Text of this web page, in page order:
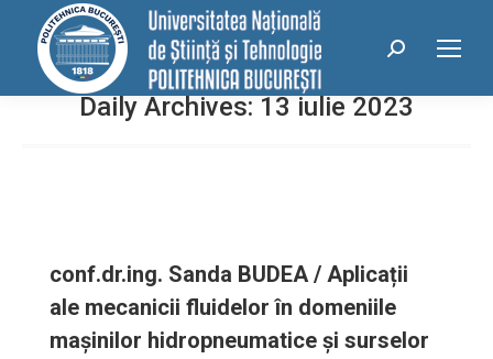
conținut
Search:
Daily Archives: 13 iulie 2023
conf.dr.ing. Sanda BUDEA / Aplicații
ale mecanicii fluidelor în domeniile
mașinilor hidropneumatice și surselor